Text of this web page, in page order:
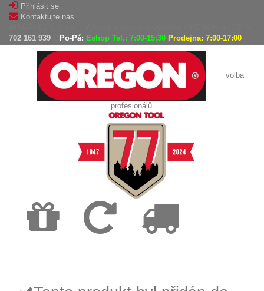
Přihlásit se
Kontaktujte nás
702 161 939
Po-Pá: Eshop Tel.: 7:00-15:30 Prodejna: 7:00-17:00
volba
profesionálů